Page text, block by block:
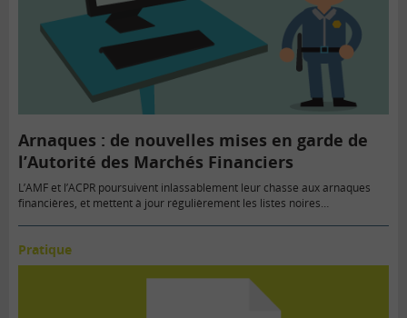
Arnaques : de nouvelles mises en garde de
l’Autorité des Marchés Financiers
L’AMF et l’ACPR poursuivent inlassablement leur chasse aux arnaques
financières, et mettent à jour régulièrement les listes noires…
Pratique